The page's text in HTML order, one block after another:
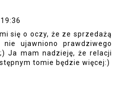
się o oczy, że ze sprzedażą
nie ujawniono prawdziwego
Ja mam nadzieję, że relacji
tomie będzie więcej:)